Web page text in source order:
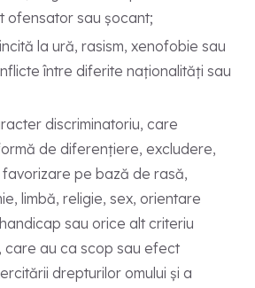
ofensator sau șocant;
la ură, rasism, xenofobie sau
între diferite naționalități sau
discriminatoriu, care
de diferențiere, excludere,
pe bază de rasă,
limbă, religie, sex, orientare
sau orice alt criteriu
care au ca scop sau efect
drepturilor omului și a